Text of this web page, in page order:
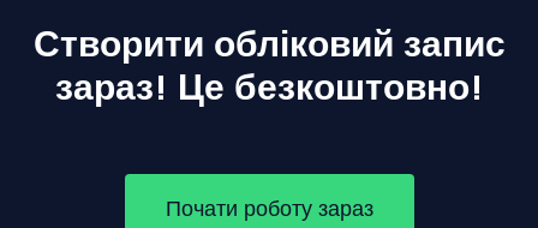
Створити обліковий запис
зараз! Це безкоштовно!
Почати роботу зараз